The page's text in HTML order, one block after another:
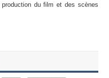
du film et des scènes